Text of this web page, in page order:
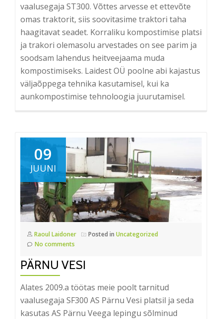
vaalusegaja ST300. Võttes arvesse et ettevõte
omas traktorit, siis soovitasime traktori taha
haagitavat seadet. Korraliku kompostimise platsi
ja trakori olemasolu arvestades on see parim ja
soodsam lahendus heitveejaama muda
kompostimiseks. Laidest OÜ poolne abi kajastus
väljaõppega tehnika kasutamisel, kui ka
aunkompostimise tehnoloogia juurutamisel.
09
JUUNI
Raoul Laidoner Posted in Uncategorized
No comments
PÄRNU VESI
Alates 2009.a töötas meie poolt tarnitud
vaalusegaja SF300 AS Pärnu Vesi platsil ja seda
kasutas AS Pärnu Veega lepingu sõlminud